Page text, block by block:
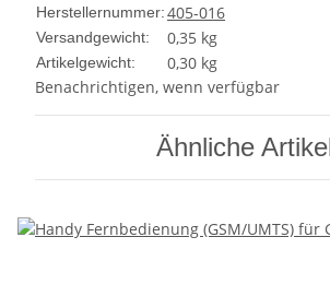
Herstellernummer:405-016
Versandgewicht: 0,35 kg
Artikelgewicht: 0,30 kg
Benachrichtigen, wenn verfügbar
Ähnliche